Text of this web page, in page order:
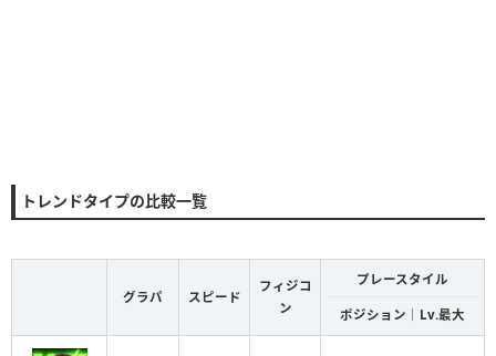
トレンドタイプの比較一覧
グラパ スピード
フィジコ
ン
プレースタイル
ポジション｜Lv.最大